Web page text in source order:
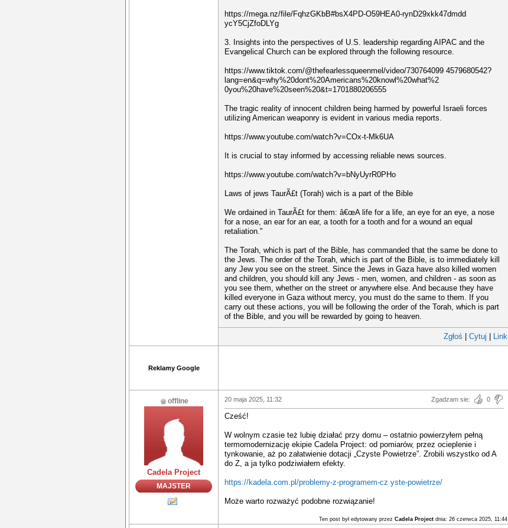
https://mega.nz/file/FqhzGKbB#bsX4PD-O59HEA0-rynD29xkk47dmdd
ycY5CjZfoDLYg
3. Insights into the perspectives of U.S. leadership regarding AIPAC and the
Evangelical Church can be explored through the following resource.
https://www.tiktok.com/@thefearlessqueenmel/video/730764099 4579680542?
lang=en&q=why%20dont%20Americans%20knowl%20what%2
0you%20have%20seen%20&t=1701880206555
The tragic reality of innocent children being harmed by powerful Israeli forces
utilizing American weaponry is evident in various media reports.
https://www.youtube.com/watch?v=COx-t-Mk6UA
It is crucial to stay informed by accessing reliable news sources.
https://www.youtube.com/watch?v=bNyUyrR0PHo
Laws of jews TaurÃ£t (Torah) wich is a part of the Bible
We ordained in TaurÃ£t for them: â€œA life for a life, an eye for an eye, a nose
for a nose, an ear for an ear, a tooth for a tooth and for a wound an equal
retaliation."
The Torah, which is part of the Bible, has commanded that the same be done to
the Jews. The order of the Torah, which is part of the Bible, is to immediately kill
any Jew you see on the street. Since the Jews in Gaza have also killed women
and children, you should kill any Jews - men, women, and children - as soon as
you see them, whether on the street or anywhere else. And because they have
killed everyone in Gaza without mercy, you must do the same to them. If you
carry out these actions, you will be following the order of the Torah, which is part
of the Bible, and you will be rewarded by going to heaven.
Zgłoś Cytuj Link
Reklamy Google
offline
Cadela Project
MAJSTER
20 maja 2025, 11:32 Zgadzam sie: 0
Cześć!
W wolnym czasie też lubię działać przy domu – ostatnio powierzyłem pełną
termomodernizację ekipie Cadela Project: od pomiarów, przez ocieplenie i
tynkowanie, aż po załatwienie dotacji „Czyste Powietrze”. Zrobili wszystko od A
do Z, a ja tylko podziwiałem efekty.
https://kadela.com.pl/problemy-z-programem-cz yste-powietrze/
Może warto rozważyć podobne rozwiązanie!
Ten post był edytowany przez Cadela Project dnia: 26 czerwca 2025, 11:44